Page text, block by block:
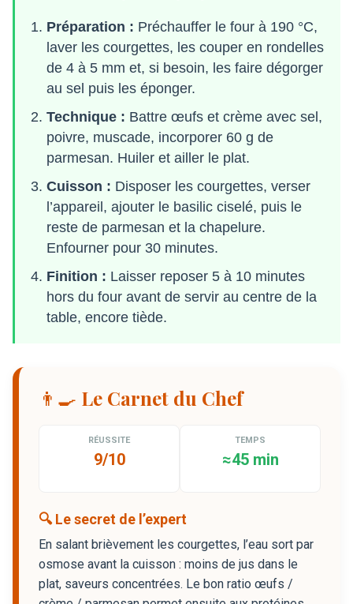
Préparation : Préchauffer le four à 190 °C,
laver les courgettes, les couper en rondelles
de 4 à 5 mm et, si besoin, les faire dégorger
au sel puis les éponger.
Technique : Battre œufs et crème avec sel,
poivre, muscade, incorporer 60 g de
parmesan. Huiler et ailler le plat.
Cuisson : Disposer les courgettes, verser
l’appareil, ajouter le basilic ciselé, puis le
reste de parmesan et la chapelure.
Enfourner pour 30 minutes.
Finition : Laisser reposer 5 à 10 minutes
hors du four avant de servir au centre de la
table, encore tiède.
👨‍🍳 Le Carnet du Chef
RÉUSSITE
9/10
TEMPS
≈45 min
🔍 Le secret de l’expert
En salant brièvement les courgettes, l’eau sort par
osmose avant la cuisson : moins de jus dans le
plat, saveurs concentrées. Le bon ratio œufs /